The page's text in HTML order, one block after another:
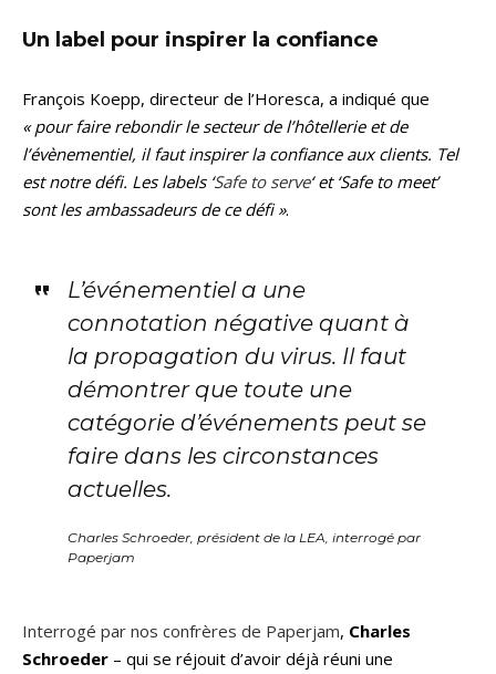
Un label pour inspirer la confiance
François Koepp, directeur de l’Horesca, a indiqué que
« pour faire rebondir le secteur de l’hôtellerie et de
l’évènementiel, il faut inspirer la confiance aux clients. Tel
est notre défi. Les labels ‘Safe to serve‘ et ‘Safe to meet’
sont les ambassadeurs de ce défi ».
L’événementiel a une
connotation négative quant à
la propagation du virus. Il faut
démontrer que toute une
catégorie d’événements peut se
faire dans les circonstances
actuelles.
Charles Schroeder, président de la LEA, interrogé par
Paperjam
Interrogé par nos confrères de Paperjam, Charles
Schroeder – qui se réjouit d’avoir déjà réuni une